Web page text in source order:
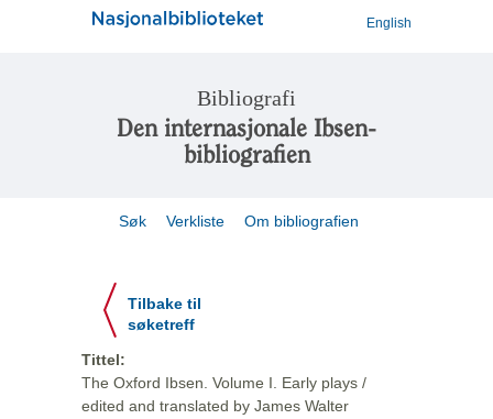
English
Bibliografi
Den internasjonale Ibsen-
bibliografien
Søk Verkliste Om bibliografien
Tilbake til
søketreff
Tittel:
The Oxford Ibsen. Volume I. Early plays /
edited and translated by James Walter